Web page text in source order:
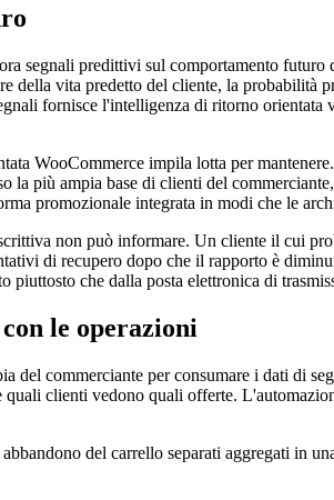
segnali predittivi sul comportamento
vita predetto del cliente, la probabilità
fornisce l'intelligenza di ritorno
WooCommerce impila lotta per
più ampia base di clienti del
promozionale integrata in modi che le
non può informare. Un cliente il cui
di recupero dopo che il rapporto è
che dalla posta elettronica di
le operazioni
commerciante per consumare i dati di
clienti vedono quali offerte.
del carrello separati aggregati in